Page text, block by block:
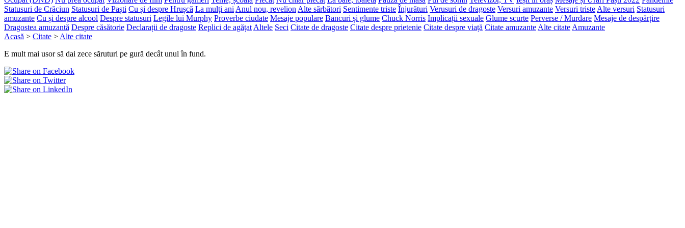
Statusuri de Crăciun Statusuri de Paști Cu și despre Hrușcă La mulți ani Anul nou, revelion Alte sărbători Sentimente triste Înjurături Verusuri de dragoste Versuri amuzante Versuri triste Alte versuri Statusuri
amuzante Cu și despre alcool Despre statusuri Legile lui Murphy Proverbe ciudate Mesaje populare Bancuri și glume Chuck Norris Implicații sexuale Glume scurte Perverse / Murdare Mesaje de despărțire
Dragostea amuzantă Despre căsătorie Declarații de dragoste Replici de agățat Altele Seci Citate de dragoste Citate despre prietenie Citate despre viață Citate amuzante Alte citate Amuzante
Acasă > Citate > Alte citate
E mult mai usor să dai zece săruturi pe gură decât unul în fund.